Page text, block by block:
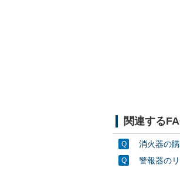
関連する
消火器の
警報器の